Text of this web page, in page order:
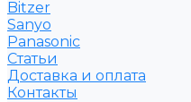
Bitzer
Sanyo
Рanasonic
Статьи
Доставка и оплата
Контакты